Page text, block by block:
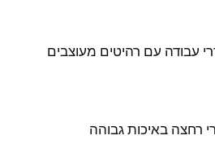
עבודה עם רהיטים מעוצבים
רחצה באיכות גבוהה